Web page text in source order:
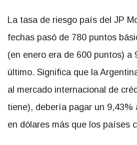
La tasa de riesgo país del JP
fechas pasó de 780 puntos
(en enero era de 600 puntos) a
último. Significa que la
al mercado internacional de
tiene), debería pagar un 9,43%
en dólares más que los países